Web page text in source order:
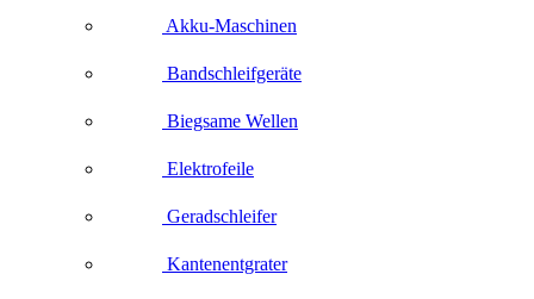
Akku-Maschinen
Bandschleifgeräte
Biegsame Wellen
Elektrofeile
Geradschleifer
Kantenentgrater